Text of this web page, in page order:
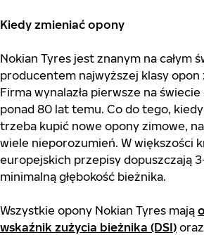
Kiedy zmieniać opony
Nokian Tyres jest znanym na całym
producentem najwyższej klasy opon
Firma wynalazła pierwsze na
ponad 80 lat temu. Co do tego,
trzeba kupić nowe opony zimowe,
wiele nieporozumień. W większości
europejskich przepisy dopuszczają
minimalną głębokość bieżnika.
Wszystkie opony Nokian Tyres mają
wskaźnik zużycia bieżnika (DSI)